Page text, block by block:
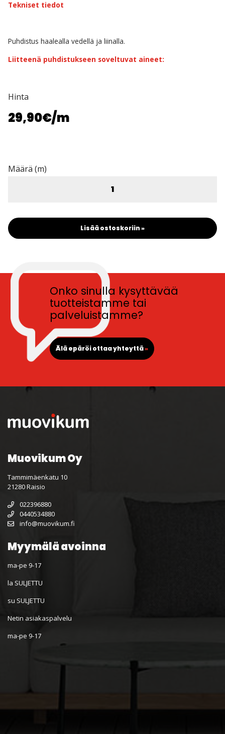
Tekniset tiedot
Puhdistus haalealla vedellä ja liinalla.
Liitteenä puhdistukseen soveltuvat aineet:
Hinta
29,90€/m
Määrä (m)
Lisää ostoskoriin »
Onko sinulla kysyttävää
tuotteistamme tai
palveluistamme?
Älä epäröi ottaa yhteyttä»
Muovikum Oy
Tammimäenkatu 10
21280 Raisio
022396880
0440534880
info@muovikum.fi
Myymälä avoinna
ma-pe 9-17
la SULJETTU
su SULJETTU
Netin asiakaspalvelu
ma-pe 9-17